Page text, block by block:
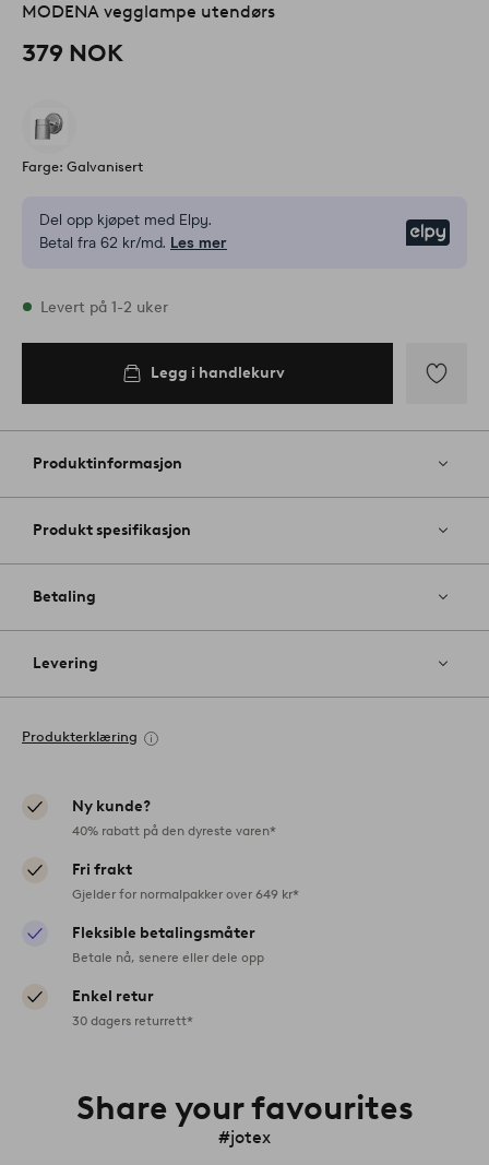
MODENA vegglampe utendørs
379 NOK
Farge: Galvanisert
Del opp kjøpet med Elpy.
Betal fra 62 kr/md. Les mer
På lager
Levert på 1-2 uker
Legg i handlekurv
til
Produktinformasjon
Produkt spesifikasjon
Betaling
Levering
Produkterklæring
Ny kunde?
40% rabatt på den dyreste varen*
Fri frakt
Gjelder for normalpakker over 649 kr*
Fleksible betalingsmåter
Betale nå, senere eller dele opp
Enkel retur
30 dagers returrett*
Share your favourites
#jotex